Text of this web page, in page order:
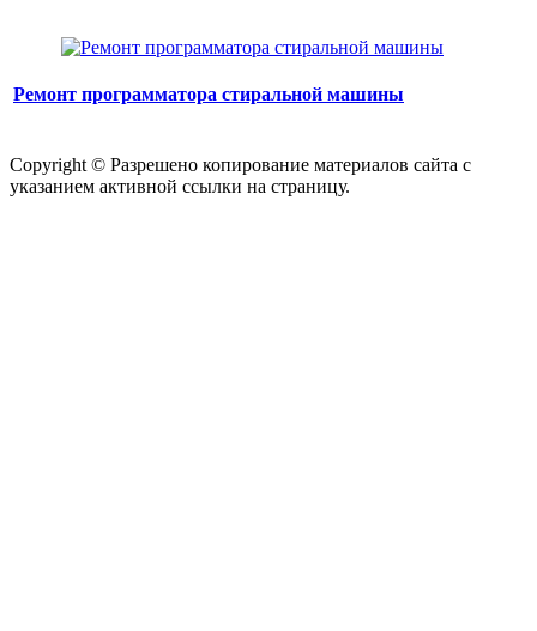
Ремонт программатора стиральной машины
Copyright © Разрешено копирование материалов сайта с
указанием активной ссылки на страницу.